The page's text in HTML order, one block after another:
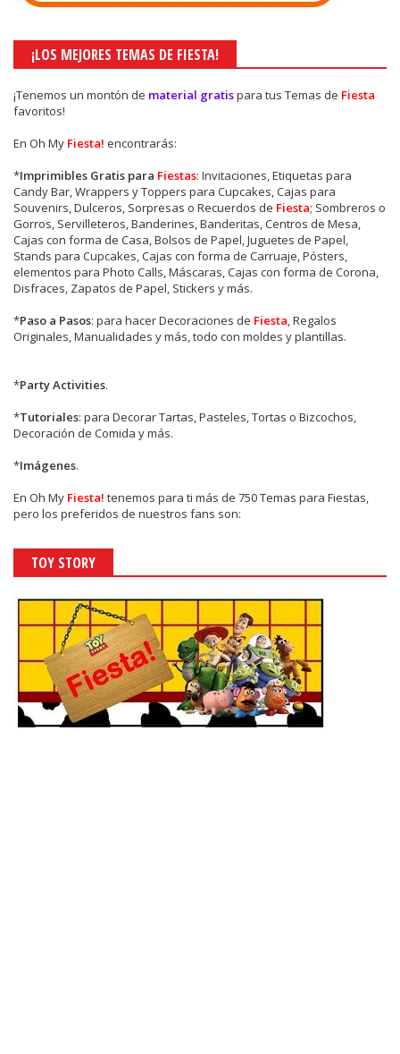
¡LOS MEJORES TEMAS DE FIESTA!
¡Tenemos un montón de material gratispara tus Temas de Fiesta
favoritos!
En Oh My Fiesta! encontrarás:
*Imprimibles Gratis para Fiestas: Invitaciones, Etiquetas para
Candy Bar, Wrappers y Toppers para Cupcakes, Cajas para
Souvenirs, Dulceros, Sorpresas o Recuerdos de Fiesta; Sombreros o
Gorros, Servilleteros, Banderines, Banderitas, Centros de Mesa,
Cajas con forma de Casa, Bolsos de Papel, Juguetes de Papel,
Stands para Cupcakes, Cajas con forma de Carruaje, Pósters,
elementos para Photo Calls, Máscaras, Cajas con forma de Corona,
Disfraces, Zapatos de Papel, Stickers y más.
*Paso a Pasos: para hacer Decoraciones de Fiesta, Regalos
Originales, Manualidades y más, todo con moldes y plantillas.
*Party Activities.
*Tutoriales: para Decorar Tartas, Pasteles, Tortas o Bizcochos,
Decoración de Comida y más.
*Imágenes.
En Oh My Fiesta! tenemos para ti más de 750 Temas para Fiestas,
pero los preferidos de nuestros fans son:
TOY STORY